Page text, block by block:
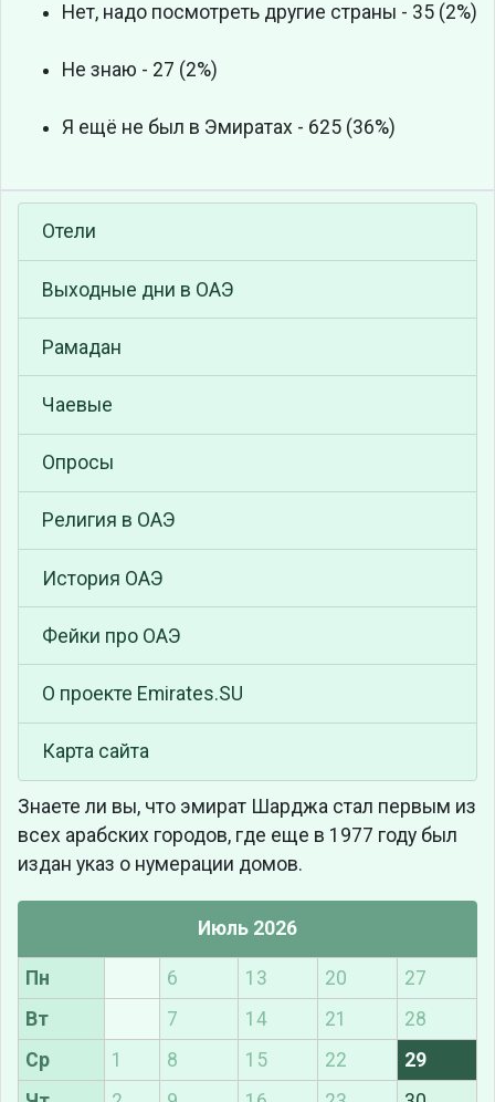
Нет, надо посмотреть другие страны - 35 (2%)
Не знаю - 27 (2%)
Я ещё не был в Эмиратах - 625 (36%)
Отели
Выходные дни в ОАЭ
Рамадан
Чаевые
Опросы
Религия в ОАЭ
История ОАЭ
Фейки про ОАЭ
О проекте Emirates.SU
Карта сайта
Знаете ли вы, что эмират Шарджа стал первым из
всех арабских городов, где еще в 1977 году был
издан указ о нумерации домов.
Июль 2026
Пн 6 13 20
27
Вт
7 14 21
28
Ср
1 8 15 22
29